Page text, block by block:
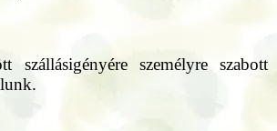
szállásigényére személyre szabott